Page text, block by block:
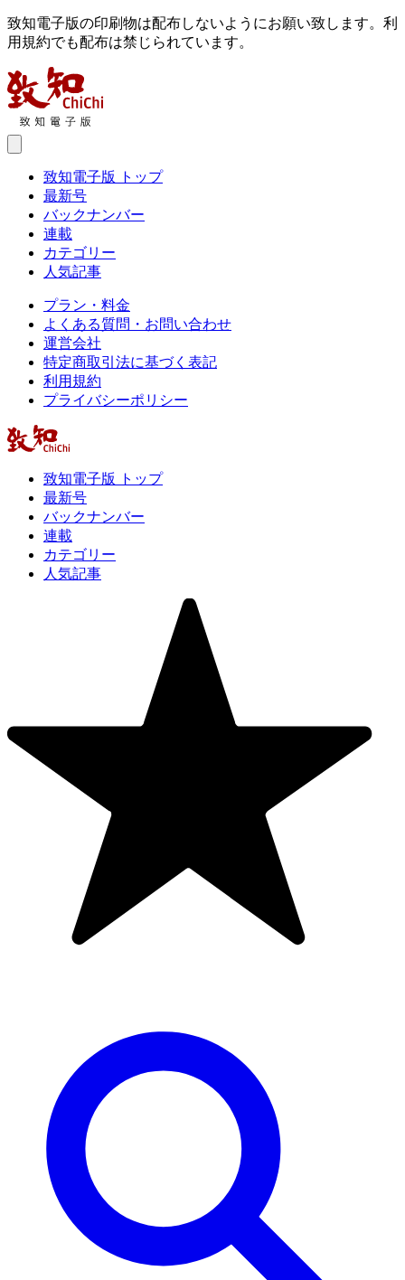
致知電子版の印刷物は配布しないようにお願い致します。利
用規約でも配布は禁じられています。
致知電子版 トップ
最新号
バックナンバー
連載
カテゴリー
人気記事
プラン・料金
よくある質問・お問い合わせ
運営会社
特定商取引法に基づく表記
利用規約
プライバシーポリシー
致知電子版 トップ
最新号
バックナンバー
連載
カテゴリー
人気記事